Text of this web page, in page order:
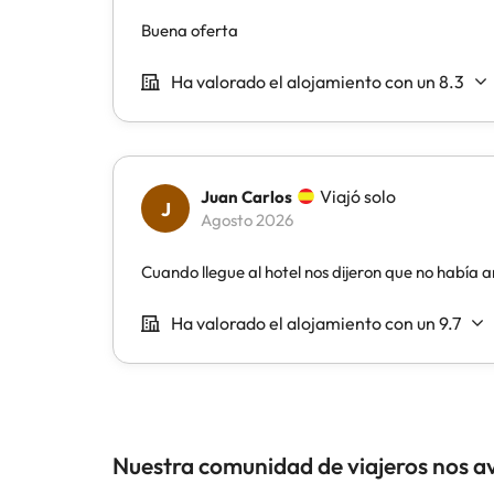
Nuestra comunidad de viajeros nos